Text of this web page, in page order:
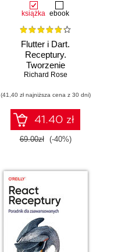
książka ebook
Flutter i Dart.
Receptury.
Tworzenie
chmurowych
Richard Rose
(41,40 zł najniższa cena z 30 dni)
41.40 zł
69.00zł (-40%)